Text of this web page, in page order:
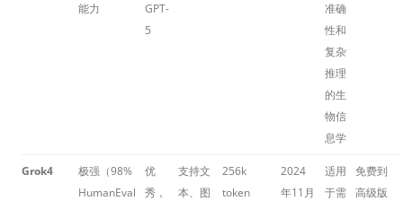
能力
GPT-
5
准确
性和
复杂
推理
的生
物信
息学
Grok4
极强（98%
HumanEval
优
秀，
支持文
本、图
256k
token
2024
年11月
适用
于需
免费到
高级版